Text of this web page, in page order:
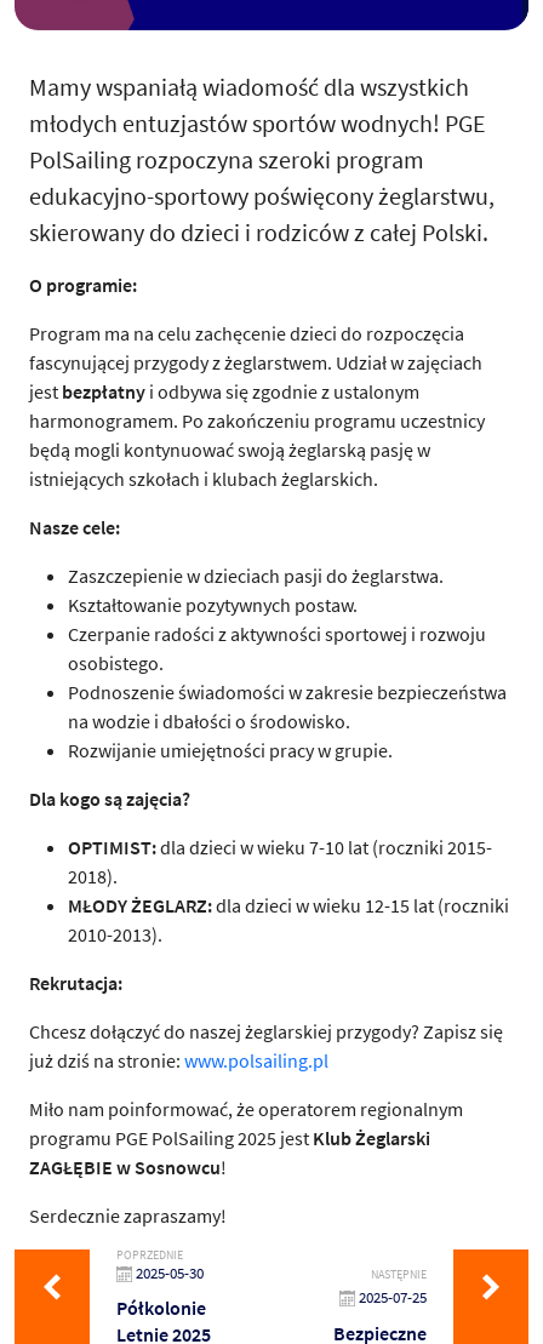
Mamy wspaniałą wiadomość dla wszystkich
młodych entuzjastów sportów wodnych! PGE
PolSailing rozpoczyna szeroki program
edukacyjno-sportowy poświęcony żeglarstwu,
skierowany do dzieci i rodziców z całej Polski.
O programie:
Program ma na celu zachęcenie dzieci do rozpoczęcia
fascynującej przygody z żeglarstwem. Udział w zajęciach
jest bezpłatny i odbywa się zgodnie z ustalonym
harmonogramem. Po zakończeniu programu uczestnicy
będą mogli kontynuować swoją żeglarską pasję w
istniejących szkołach i klubach żeglarskich.
Nasze cele:
Zaszczepienie w dzieciach pasji do żeglarstwa.
Kształtowanie pozytywnych postaw.
Czerpanie radości z aktywności sportowej i rozwoju
osobistego.
Podnoszenie świadomości w zakresie bezpieczeństwa
na wodzie i dbałości o środowisko.
Rozwijanie umiejętności pracy w grupie.
Dla kogo są zajęcia?
OPTIMIST:dla dzieci w wieku 7-10 lat (roczniki 2015-
2018).
MŁODY ŻEGLARZ:dla dzieci w wieku 12-15 lat (roczniki
2010-2013).
Rekrutacja:
Chcesz dołączyć do naszej żeglarskiej przygody? Zapisz się
już dziś na stronie: www.polsailing.pl
Miło nam poinformować, że operatorem regionalnym
programu PGE PolSailing 2025 jest Klub Żeglarski
ZAGŁĘBIE w Sosnowcu!
Serdecznie zapraszamy!
POPRZEDNIE
2025-05-30
Półkolonie
Letnie 2025
NASTĘPNIE
2025-07-25
Bezpieczne